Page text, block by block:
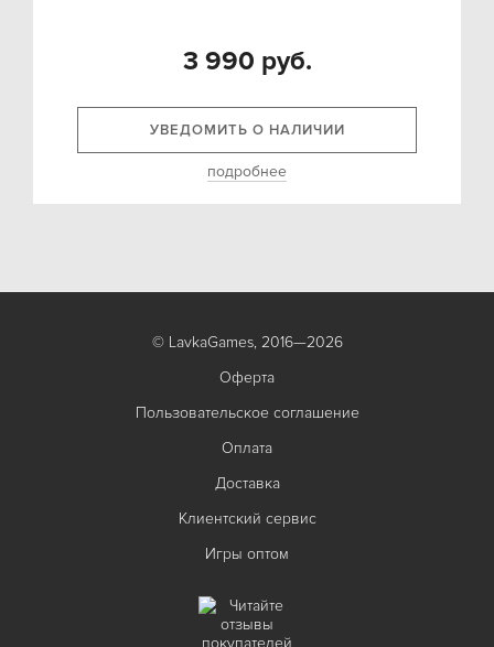
3 990 руб.
УВЕДОМИТЬ О НАЛИЧИИ
подробнее
© LavkaGames, 2016—2026
Оферта
Пользовательское соглашение
Оплата
Доставка
Клиентский сервис
Игры оптом